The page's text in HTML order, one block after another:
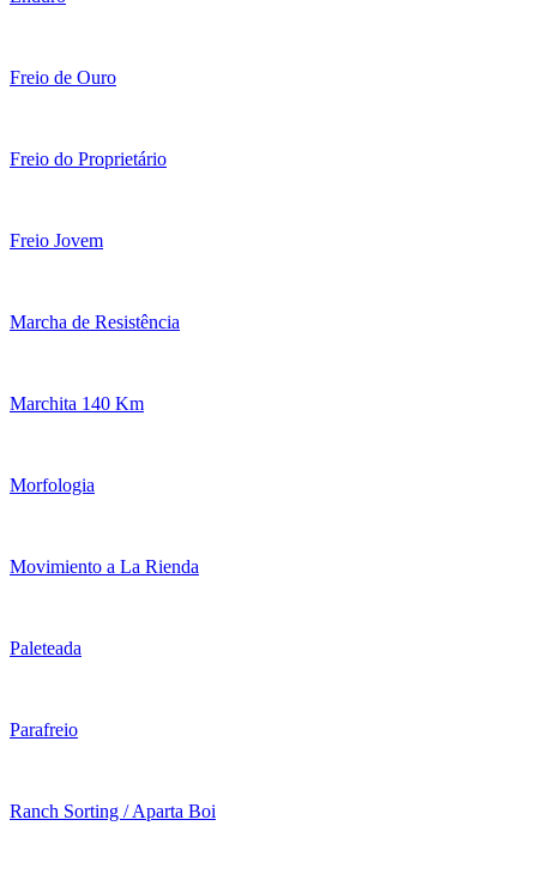
Freio de Ouro
Freio do Proprietário
Freio Jovem
Marcha de Resistência
Marchita 140 Km
Morfologia
Movimiento a La Rienda
Paleteada
Parafreio
Ranch Sorting / Aparta Boi